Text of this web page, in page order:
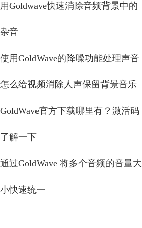
用Goldwave快速消除音频背景中的
杂音
使用GoldWave的降噪功能处理声音
怎么给视频消除人声保留背景音乐
GoldWave官方下载哪里有？激活码
了解一下
通过GoldWave 将多个音频的音量大
小快速统一